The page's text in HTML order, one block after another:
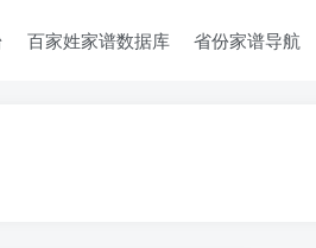
百家姓家谱数据库 省份家谱导航